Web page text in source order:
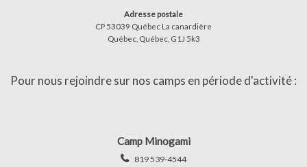
Adresse postale
CP 53039 Québec La canardière
Québec, Québec, G1J 5k3
Pour nous rejoindre sur nos camps en période d'activité :
Camp Minogami
819 539-4544